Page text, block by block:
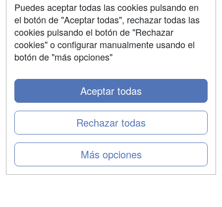
Copyleft
Puedes aceptar todas las cookies pulsando en
el botón de "Aceptar todas", rechazar todas las
cookies pulsando el botón de "Rechazar
cookies" o configurar manualmente usando el
botón de "más opciones"
Más opciones
Rechazar todas
Aceptar todas